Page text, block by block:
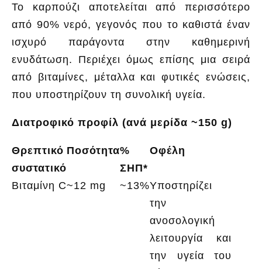
Το καρπούζι αποτελείται από περισσότερο
από 90% νερό, γεγονός που το καθιστά έναν
ισχυρό παράγοντα στην καθημερινή
ενυδάτωση. Περιέχει όμως επίσης μια σειρά
από βιταμίνες, μέταλλα και φυτικές ενώσεις,
που υποστηρίζουν τη συνολική υγεία.
Διατροφικό προφίλ (ανά μερίδα ~150 g)
Θρεπτικό
συστατικό
Ποσότητα%
ΣΗΠ*
Οφέλη
Βιταμίνη C~12 mg ~13%Υποστηρίζει
την
ανοσολογική
λειτουργία και
την υγεία του